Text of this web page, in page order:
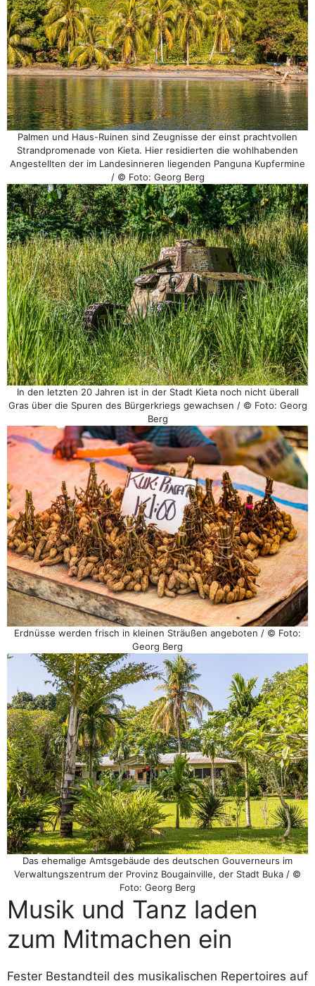
Palmen und Haus-Ruinen sind Zeugnisse der einst prachtvollen
Strandpromenade von Kieta. Hier residierten die wohlhabenden
Angestellten der im Landesinneren liegenden Panguna Kupfermine
/ © Foto: Georg Berg
In den letzten 20 Jahren ist in der Stadt Kieta noch nicht überall
Gras über die Spuren des Bürgerkriegs gewachsen / © Foto: Georg
Berg
Erdnüsse werden frisch in kleinen Sträußen angeboten / © Foto:
Georg Berg
Das ehemalige Amtsgebäude des deutschen Gouverneurs im
Verwaltungszentrum der Provinz Bougainville, der Stadt Buka / ©
Foto: Georg Berg
Musik und Tanz laden
zum Mitmachen ein
Fester Bestandteil des musikalischen Repertoires auf